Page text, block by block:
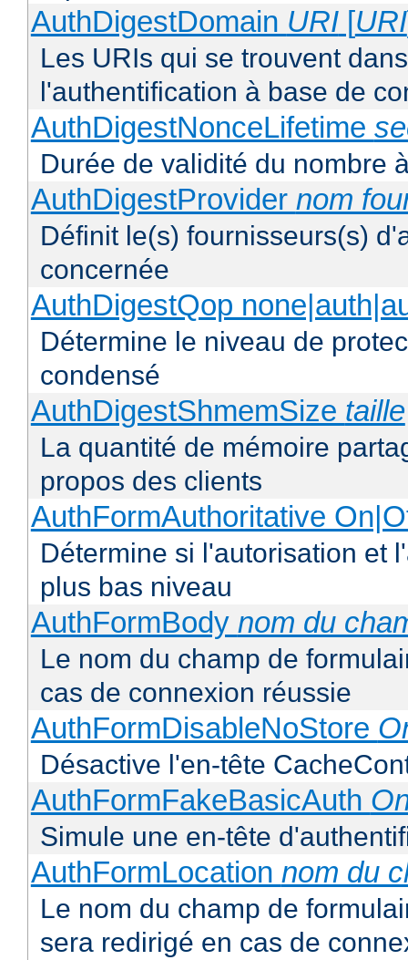
AuthDigestDomain URI[URI
Les URIs qui se trouvent
l'authentification à base de
AuthDigestNonceLifetime
Durée de validité du nombre
AuthDigestProvider nom
Définit le(s) fournisseurs(s)
concernée
AuthDigestQop
Détermine le niveau de
condensé
AuthDigestShmemSize taille
La quantité de mémoire
propos des clients
AuthFormAuthoritative
Détermine si l'autorisation et
plus bas niveau
AuthFormBody nom du
Le nom du champ de
cas de connexion réussie
AuthFormDisableNoStore
Désactive l'en-tête
AuthFormFakeBasicAuth
Simule une en-tête
AuthFormLocation nom du
Le nom du champ de
sera redirigé en cas de